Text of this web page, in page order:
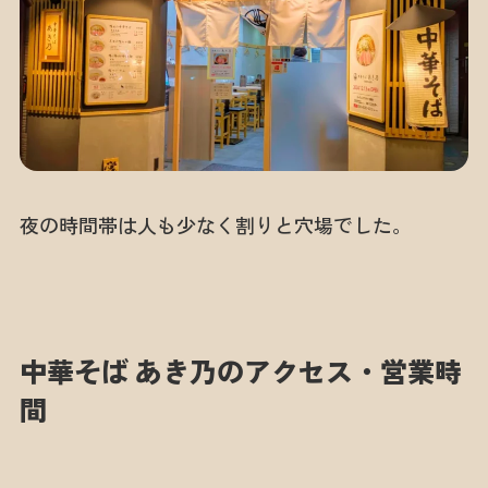
夜の時間帯は人も少なく割りと穴場でした。
中華そば あき乃のアクセス・営業時
間